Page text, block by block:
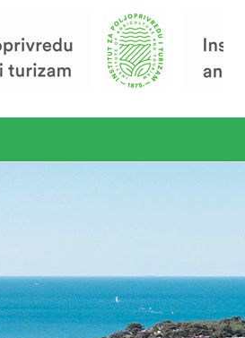
i prehranu
i razvoj poljoprivrede